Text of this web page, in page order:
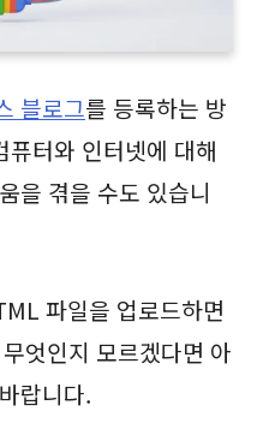
블로그를 등록하는 방
터와 인터넷에 대해
을 겪을 수도 있습니
파일을 업로드하면
엇인지 모르겠다면 아
랍니다.